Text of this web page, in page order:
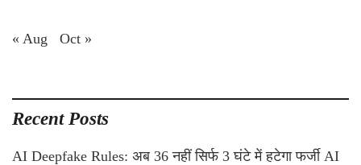
« Aug Oct »
Recent Posts
AI Deepfake Rules: अब 36 नहीं सिर्फ 3 घंटे में हटेगा फर्जी AI